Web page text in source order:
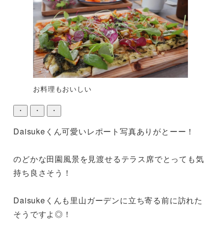
お料理もおいしい
・ ・ ・
Daisukeくん可愛いレポート写真ありがとーー！
のどかな田園風景を見渡せるテラス席でとっても気
持ち良さそう！
Daisukeくんも里山ガーデンに立ち寄る前に訪れた
そうですよ◎！